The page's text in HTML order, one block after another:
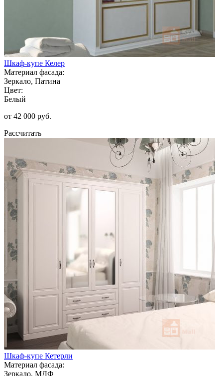
Шкаф-купе Келер
Материал фасада:
Зеркало, Патина
Цвет:
Белый
от 42 000 руб.
Рассчитать
Шкаф-купе Кетерли
Материал фасада:
Зеркало, МДФ